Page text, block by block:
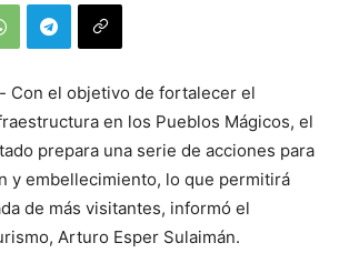
Con el objetivo de fortalecer el
en los Pueblos Mágicos, el
prepara una serie de acciones para
y embellecimiento, lo que permitirá
de más visitantes, informó el
Arturo Esper Sulaimán.